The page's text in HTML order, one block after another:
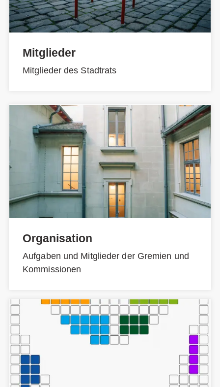
Mitglieder
Mitglieder des Stadtrats
Organisation
Aufgaben und Mitglieder der Gremien und
Kommissionen